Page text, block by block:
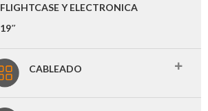
FLIGHTCASE Y ELECTRONICA
19″
CABLEADO